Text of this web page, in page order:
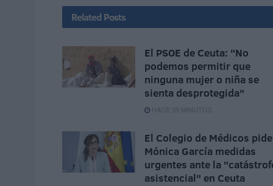
Related Posts
El PSOE de Ceuta: "No
podemos permitir que
ninguna mujer o niña se
sienta desprotegida"
HACE 39 MINUTOS
El Colegio de Médicos
Mónica García medidas
urgentes ante la
asistencial" en Ceuta